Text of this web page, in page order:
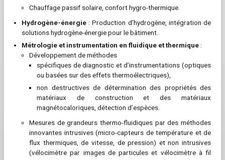
Chauffage passif solaire, confort hygro-thermique.
Hydrogène-énergie : Production d’hydrogène, intégration de
solutions hydrogène-énergie pour le bâtiment.
Métrologie et instrumentation en fluidique et thermique :
Développement de méthodes
spécifiques de diagnostic et d’instrumentations (optiques
ou basées sur des effets thermoélectriques),
non destructives de détermination des propriétés des
matériaux de construction et des matériaux
magnétocaloriques, détection d’espèces.
Mesures de grandeurs thermo-fluidiques par des méthodes
innovantes intrusives (micro-capteurs de température et de
flux thermiques, de vitesse, de pression) et non intrusives
(vélocimètre par images de particules et vélocimètre à fil